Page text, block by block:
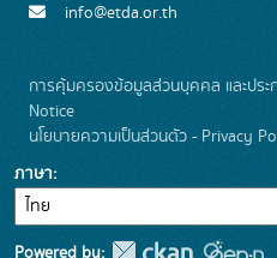
info@etda.or.th
การคุ้มครองข้อมูลส่วนบุคคล และประ
Notice
นโยบายความเป็นส่วนตัว - Privacy
ภาษา
Powered by: